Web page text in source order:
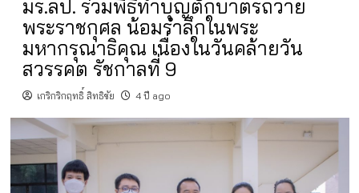
มร.ลป. ร่วมพิธีทำบุญตักบาตรถวาย
พระราชกุศล น้อมรำลึกในพระ
มหากรุณาธิคุณ เนื่องในวันคล้ายวัน
สวรรคต รัชกาลที่ 9
เกริกริกฤทธิ์ สิทธิชัย 4 ปี ago